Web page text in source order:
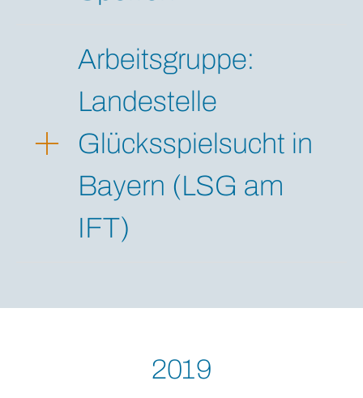
Arbeitsgruppe:
Landestelle
Glücksspielsucht in
Bayern (LSG am
IFT)
2019